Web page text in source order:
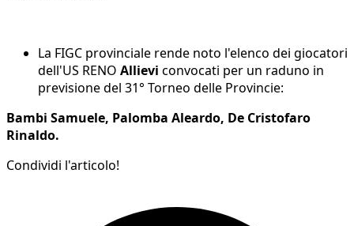
La FIGC provinciale rende noto l'elenco dei giocatori
dell'US RENO Allievi convocati per un raduno in
previsione del 31° Torneo delle Provincie:
Bambi Samuele, Palomba Aleardo, De Cristofaro
Rinaldo.
Condividi l'articolo!